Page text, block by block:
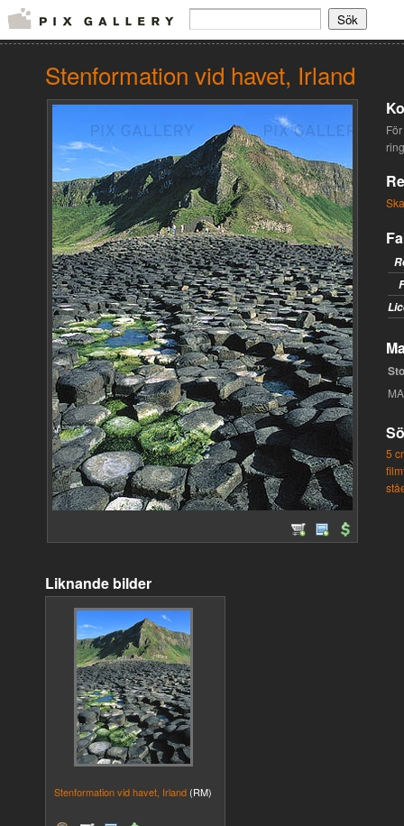
Stenformation vid havet, Irland
5
Liknande bilder
Stenformation vid havet, Irland (RM)